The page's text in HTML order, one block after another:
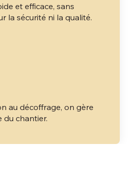
et efficace, sans
la sécurité ni la qualité.
au décoffrage, on gère
du chantier.